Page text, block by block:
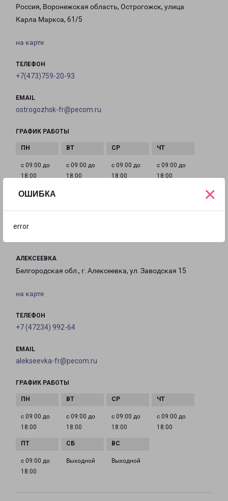
ОШИБКА
error
×
Россия, Воронежская область, Острогожск, улица
Карла Маркса, 61/5
на карте
ТЕЛЕФОН
+7(473)759-20-93
EMAIL
ostrogozhsk-fr@pecom.ru
ГРАФИК РАБОТЫ
с 09:00 до
18:00
с 09:00 до
18:00
с 09:00 до
18:00
с 09:00 до
18:00
с 09:00 до
Выходной Выходной
АЛЕКСЕЕВКА
Белгородская обл., г. Алексеевка, ул. Заводская 15
на карте
ТЕЛЕФОН
+7 (47234) 992-64
EMAIL
alekseevka-fr@pecom.ru
ГРАФИК РАБОТЫ
с 09:00 до
18:00
с 09:00 до
18:00
с 09:00 до
18:00
с 09:00 до
18:00
с 09:00 до
18:00
Выходной Выходной